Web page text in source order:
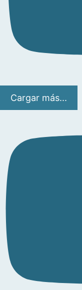
Cargar más...